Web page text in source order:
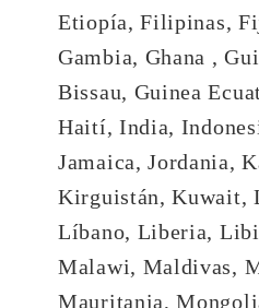
Etiopía, Filipinas,
Gambia, Ghana ,
Bissau, Guinea
Haití, India,
Jamaica, Jordania,
Kirguistán, Kuwait,
Líbano, Liberia,
Malawi, Maldivas,
Mauritania,